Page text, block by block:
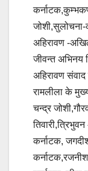
अहिरावण -
जीवन्त अभिनय
अहिरावण
रामलीला के
चन्द्र
कर्नाटक,
कर्नाटक,रजनीश